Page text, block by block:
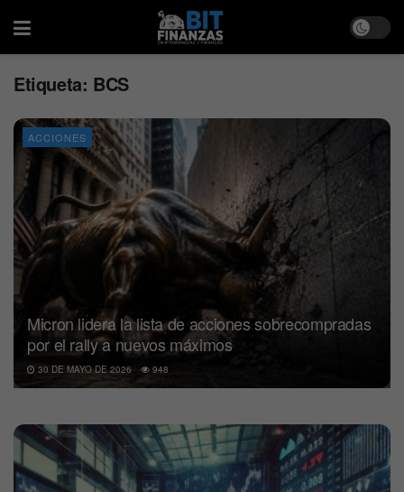
Etiqueta: BCS
ACCIONES
Micron lidera la lista de acciones sobrecompradas
por el rally a nuevos máximos
30 DE MAYO DE 2026 948